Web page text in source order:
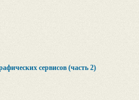
сервисов (часть 2)